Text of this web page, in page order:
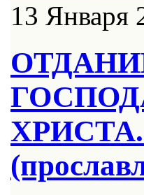
13 Января
ХРИСТА.